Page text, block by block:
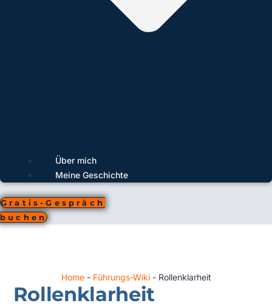
Über mich
Meine Geschichte
Gratis-Gespräch
buchen
Home- Führungs-Wiki- Rollenklarheit
Rollenklarheit